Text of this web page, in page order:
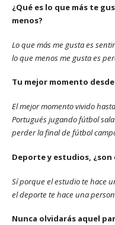
¿Qué es lo que más te
menos?
Lo que más me gusta es
lo que menos me gusta es
Tu mejor momento
El mejor momento vivido
Portugués jugando fútbol
perder la final de fútbol
Deporte y estudios, ¿son
Sí porque el estudio te hace
el deporte te hace una
Nunca olvidarás aquel